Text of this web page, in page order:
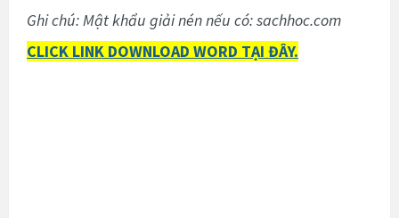
Ghi chú: Mật khẩu giải nén nếu có: sachhoc.com
CLICK LINK DOWNLOAD WORD TẠI ĐÂY.